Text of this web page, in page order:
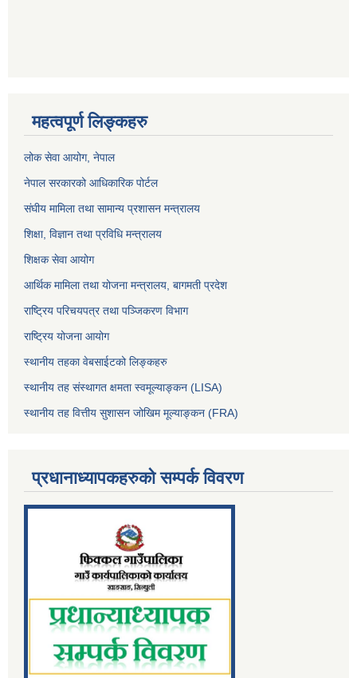
महत्वपूर्ण लिङ्कहरु
लोक सेवा आयोग, नेपाल
नेपाल सरकारको आधिकारिक पोर्टल
संघीय मामिला तथा सामान्य प्रशासन मन्त्रालय
शिक्षा, विज्ञान तथा प्रविधि मन्त्रालय
शिक्षक सेवा आयोग
आर्थिक मामिला तथा योजना मन्त्रालय, बागमती प्रदेश
राष्ट्रिय परिचयपत्र तथा पञ्जिकरण विभाग
राष्ट्रिय योजना आयोग
स्थानीय तहका वेबसाईटको लिङ्कहरु
स्थानीय तह संस्थागत क्षमता स्वमूल्याङ्कन (LISA)
स्थानीय तह वित्तीय सुशासन जोखिम मूल्याङ्कन (FRA)
प्रधानाध्यापकहरुको सम्पर्क विवरण